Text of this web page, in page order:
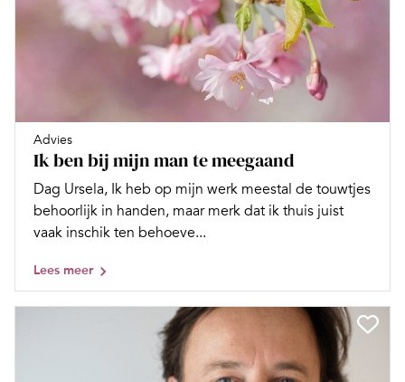
Advies
Ik ben bij mijn man te meegaand
Dag Ursela, Ik heb op mijn werk meestal de touwtjes
behoorlijk in handen, maar merk dat ik thuis juist
vaak inschik ten behoeve...
Lees meer